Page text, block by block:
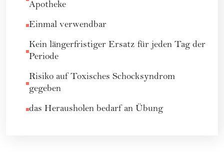
Apotheke
Einmal verwendbar
Kein längerfristiger Ersatz für jeden Tag der
Periode
Risiko auf Toxisches Schocksyndrom
gegeben
das Herausholen bedarf an Übung